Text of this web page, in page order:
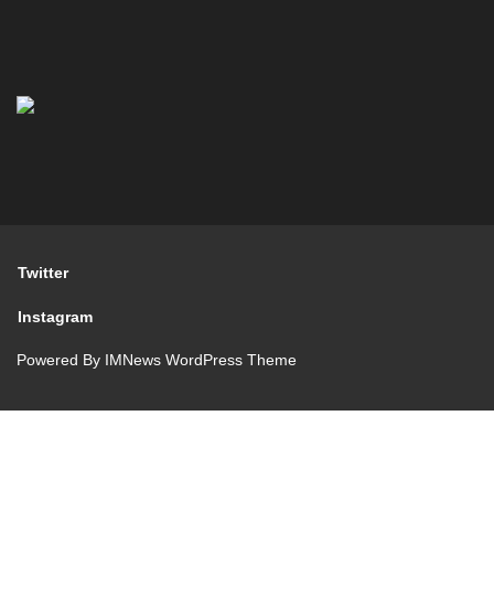
Twitter
Instagram
Powered By IMNews WordPress Theme